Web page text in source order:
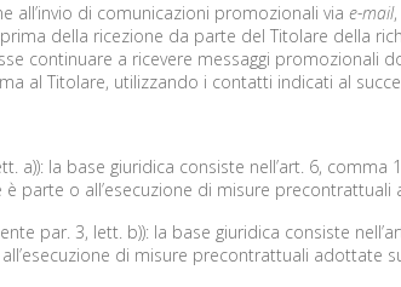
all’invio di comunicazioni promozionali via e-mail
della ricezione da parte del Titolare della
continuare a ricevere messaggi promozionali
al Titolare, utilizzando i contatti indicati al
la base giuridica consiste nell’art. 6, comma
parte o all’esecuzione di misure
par. 3, lett. b)): la base giuridica consiste
di misure precontrattuali adottate